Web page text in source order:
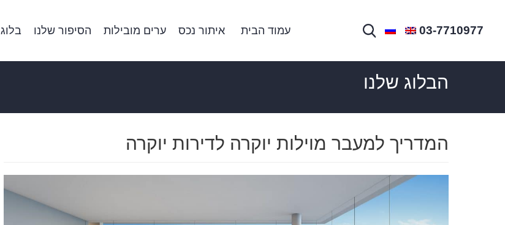
עמוד הבית איתור נכס ערים מובילות הסיפור שלנו בלוג 03-7710977
הבלוג שלנו
המדריך למעבר מוילות יוקרה לדירות יוקרה